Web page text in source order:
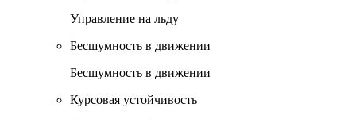
Управление на льду
Бесшумность в движении
Бесшумность в движении
Курсовая устойчивость